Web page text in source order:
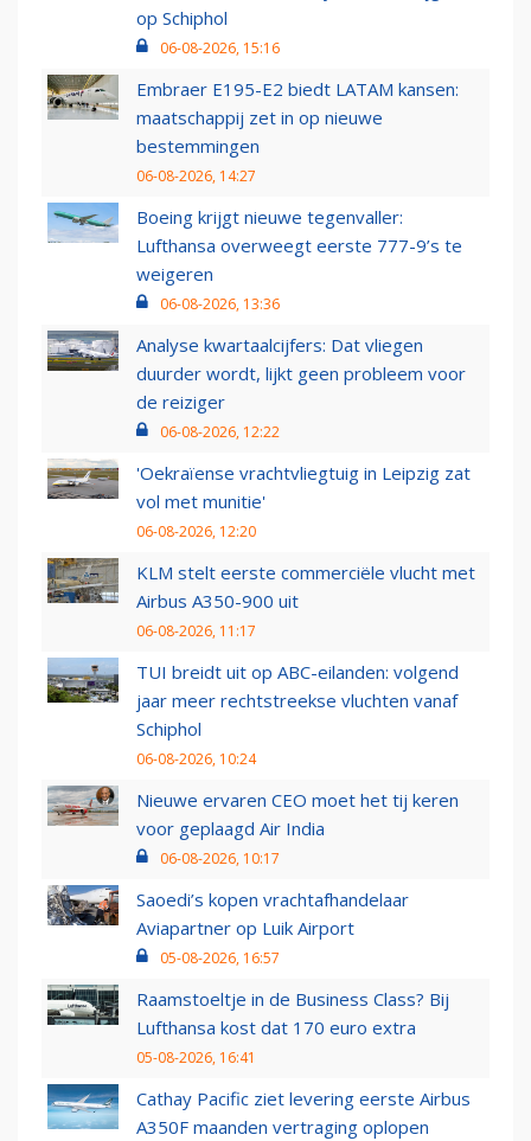
op Schiphol
06-08-2026, 15:16
Embraer E195-E2 biedt LATAM kansen:
maatschappij zet in op nieuwe
bestemmingen
06-08-2026, 14:27
Boeing krijgt nieuwe tegenvaller:
Lufthansa overweegt eerste 777-9’s te
weigeren
06-08-2026, 13:36
Analyse kwartaalcijfers: Dat vliegen
duurder wordt, lijkt geen probleem voor
de reiziger
06-08-2026, 12:22
'Oekraïense vrachtvliegtuig in Leipzig zat
vol met munitie'
06-08-2026, 12:20
KLM stelt eerste commerciële vlucht met
Airbus A350-900 uit
06-08-2026, 11:17
TUI breidt uit op ABC-eilanden: volgend
jaar meer rechtstreekse vluchten vanaf
Schiphol
06-08-2026, 10:24
Nieuwe ervaren CEO moet het tij keren
voor geplaagd Air India
06-08-2026, 10:17
Saoedi’s kopen vrachtafhandelaar
Aviapartner op Luik Airport
05-08-2026, 16:57
Raamstoeltje in de Business Class? Bij
Lufthansa kost dat 170 euro extra
05-08-2026, 16:41
Cathay Pacific ziet levering eerste Airbus
A350F maanden vertraging oplopen